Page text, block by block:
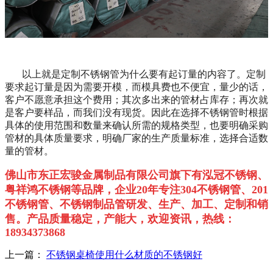
以上就是定制不锈钢管为什么要有起订量的内容了。定制
要求起订量是因为需要开模，而模具费也不便宜，量少的话，
客户不愿意承担这个费用；其次多出来的管材占库存；再次就
是客户要样品，而我们没有现货。因此在选择不锈钢管时根据
具体的使用范围和数量来确认所需的规格类型，也要明确采购
管材的具体质量要求，明确厂家的生产质量标准，选择合适数
量的管材。
佛山市东正宏骏金属制品有限公司旗下有泓冠不锈钢、
粤祥鸿不锈钢等品牌，企业20年专注304不锈钢管、 201
不锈钢管、不锈钢制品管研发、生产、加工、定制和销
售。 产品质量稳定，产能大，欢迎资讯，热线：
18934373868
上一篇： 不锈钢桌椅使用什么材质的不锈钢好